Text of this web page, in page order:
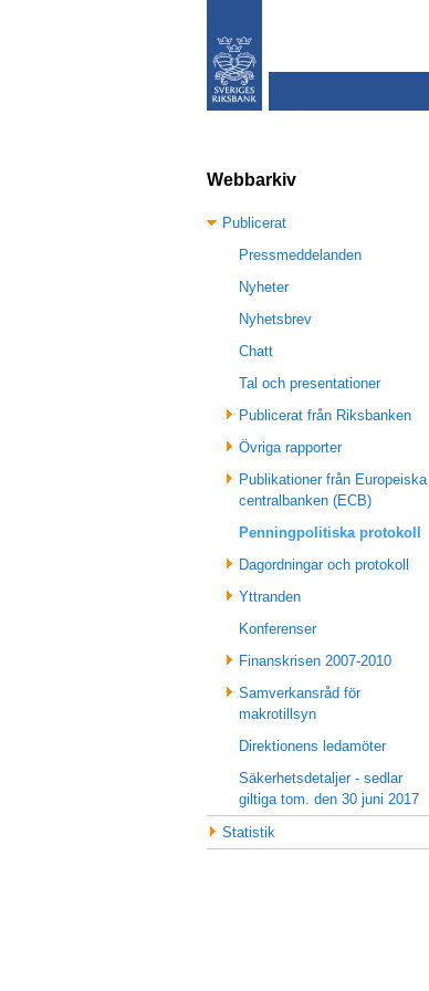
Webbarkiv
Publicerat
Pressmeddelanden
Nyheter
Nyhetsbrev
Chatt
Tal och presentationer
Publicerat från Riksbanken
Övriga rapporter
Publikationer från Europeiska
centralbanken (ECB)
Penningpolitiska protokoll
Dagordningar och protokoll
Yttranden
Konferenser
Finanskrisen 2007-2010
Samverkansråd för
makrotillsyn
Direktionens ledamöter
Säkerhetsdetaljer - sedlar
giltiga tom. den 30 juni 2017
Statistik